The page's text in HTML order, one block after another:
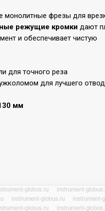
монолитные фрезы для
режущие кромки дают
и обеспечивает чистую
для точного реза
для лучшего
мм